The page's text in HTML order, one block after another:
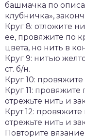
башмачка по
клубничка»,
Круг 8: отложите
ее, провяжите по
цвета, но нить в
Круг 9: нитью
ст. б/н.
Круг 10:
Круг 11:
отрежьте нить и
Крут 12:
отрежьте нить и
Повторите